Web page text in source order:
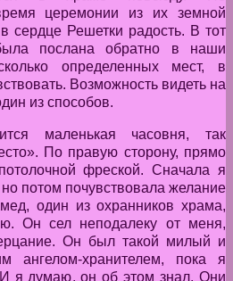
церемонии из их земной
сердце Решетки радость. В тот
послана обратно в наши
определенных мест, в
Возможность видеть на
из способов.
маленькая часовня, так
По правую сторону, прямо
фреской. Сначала я
потом почувствовала желание
один из охранников храма,
Он сел неподалеку от меня,
Он был такой милый и
хранителем, пока я
я думаю, он об этом знал. Они